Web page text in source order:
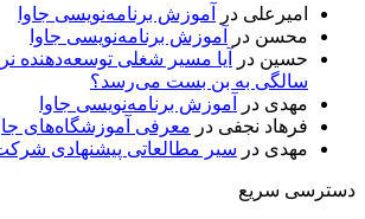
امیرعلی در
آموزش برنامه‌نویسی جاوا
محسن در
آموزش برنامه‌نویسی جاوا
حسین در
سالگی به بن بست می‌رسد؟
مهدی در
آموزش برنامه‌نویسی جاوا
فرهاد نجفی در معرفی آموزشگاه‌های
مهدی در سیر مطالعاتی پیشنهادی
دسترسی سریع